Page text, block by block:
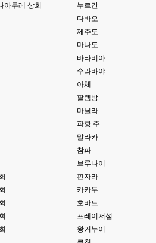
아무레 상회
누르간
다바오
제주도
마나도
바타비아
수라바야
아체
팔렘방
마닐라
파항 주
말라카
참파
브루나이
핀자라
카카두
호바트
프레이저섬
왕거누이
셨네요!!! 저처럼 웹게임 좋아하는 연배..도
분실도 많은데
시 돌리시거나 하시는분들위해서 수정해서
웹게임 좋아하는편이라 앵간한건 해봤는